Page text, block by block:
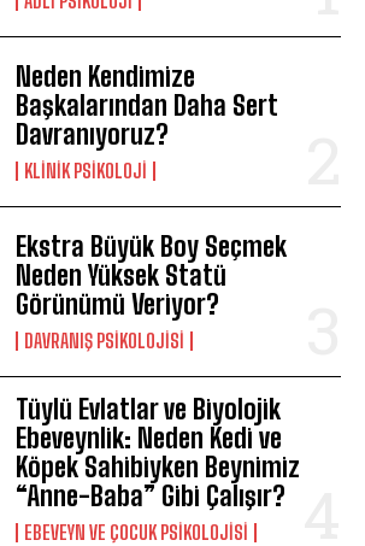
Neden Kendimize
Başkalarından Daha Sert
Davranıyoruz?
KLINIK PSIKOLOJI
Ekstra Büyük Boy Seçmek
Neden Yüksek Statü
Görünümü Veriyor?
DAVRANIŞ PSIKOLOJISI
Tüylü Evlatlar ve Biyolojik
Ebeveynlik: Neden Kedi ve
Köpek Sahibiyken Beynimiz
“Anne-Baba” Gibi Çalışır?
EBEVEYN VE ÇOCUK PSIKOLOJISI